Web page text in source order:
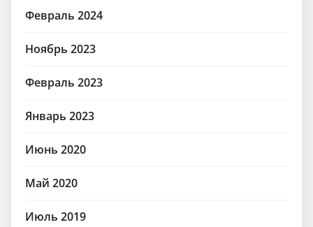
Февраль 2024
Ноябрь 2023
Февраль 2023
Январь 2023
Июнь 2020
Май 2020
Июль 2019